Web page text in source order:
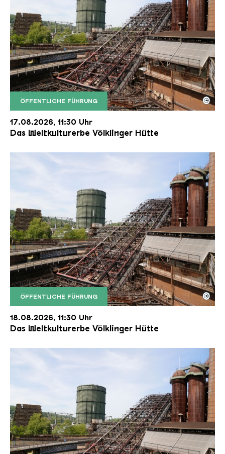
ÖFFENTLICHE FÜHRUNG
Der Erzschrägaufzug der Völklinger Hütte mit
Copyright: Weltkulturerbe Völklinger Hütte | Karl
©
17.08.2026, 11:30 Uhr
Das Weltkulturerbe Völklinger Hütte
ÖFFENTLICHE FÜHRUNG
Der Erzschrägaufzug der Völklinger Hütte mit
Copyright: Weltkulturerbe Völklinger Hütte | Karl
©
18.08.2026, 11:30 Uhr
Das Weltkulturerbe Völklinger Hütte